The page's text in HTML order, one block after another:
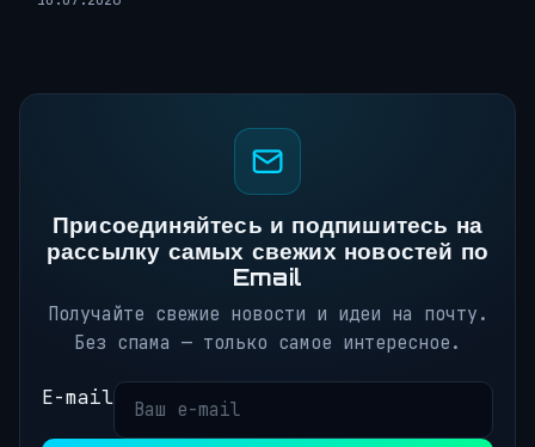
Присоединяйтесь и подпишитесь на
рассылку самых свежих новостей по
Email
Получайте свежие новости и идеи на почту.
Без спама — только самое интересное.
E-mail